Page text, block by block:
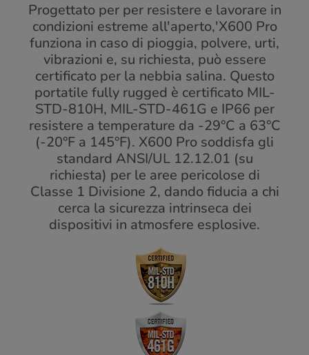
Progettato per per resistere e lavorare in
condizioni estreme all'aperto,'X600 Pro
funziona in caso di pioggia, polvere, urti,
vibrazioni e, su richiesta, può essere
certificato per la nebbia salina. Questo
portatile fully rugged è certificato MIL-
STD-810H, MIL-STD-461G e IP66 per
resistere a temperature da -29°C a 63°C
(-20°F a 145°F). X600 Pro soddisfa gli
standard ANSI/UL 12.12.01 (su
richiesta) per le aree pericolose di
Classe 1 Divisione 2, dando fiducia a chi
cerca la sicurezza intrinseca dei
dispositivi in atmosfere esplosive.